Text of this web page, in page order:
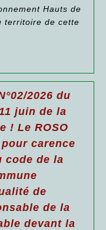
Hauts de
territoire de cette
2026 du
juin de la
! Le ROSO
carence
code de la
de
de la
devant la